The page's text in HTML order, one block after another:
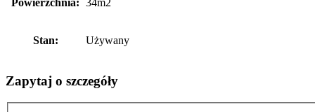
Powierzchnia: 34m2
Stan: Używany
Zapytaj o szczegóły